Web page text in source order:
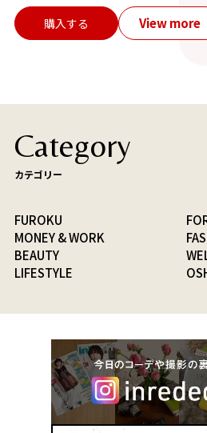
購入する View more
Category
カテゴリー
FUROKU
MONEY & WORK
BEAUTY
LIFESTYLE